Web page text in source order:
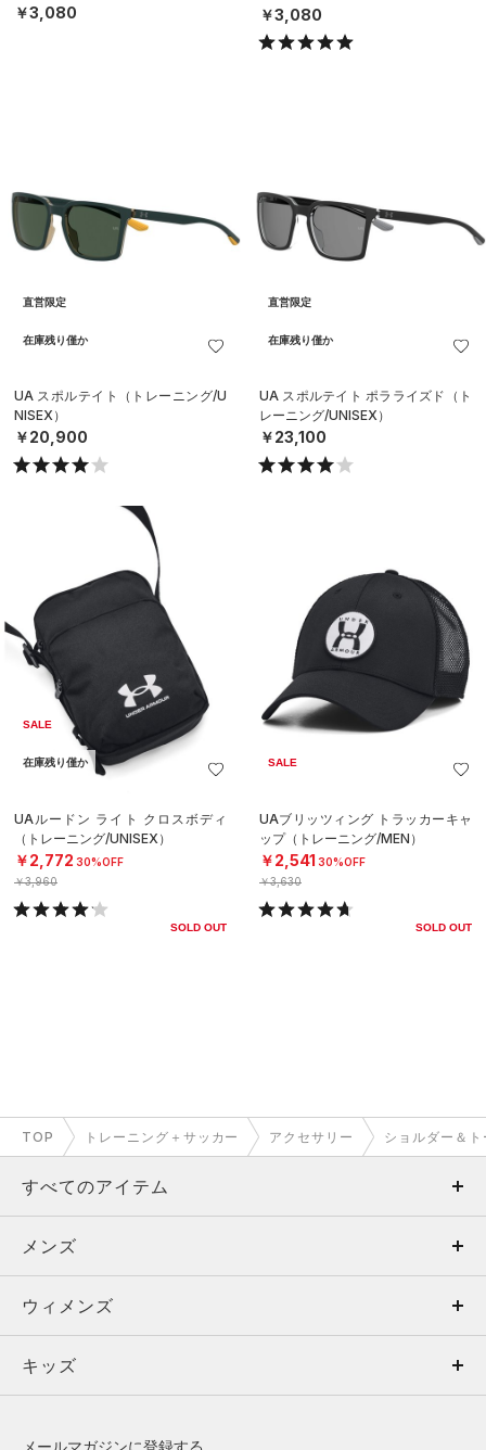
￥3,080
S）
￥3,080
直営限定
在庫残り僅か
UA スポルテイト（トレーニング/U
NISEX）
￥20,900
直営限定
在庫残り僅か
UA スポルテイト ポラライズド（ト
レーニング/UNISEX）
￥23,100
SALE
在庫残り僅か
UAルードン ライト クロスボディ
（トレーニング/UNISEX）
￥2,772 30%OFF
￥3,960
SOLD OUT
SALE
UAブリッツィング トラッカーキャ
ップ（トレーニング/MEN）
￥2,541 30%OFF
￥3,630
SOLD OUT
TOP トレーニング＋サッカー アクセサリー ショルダー＆
すべてのアイテム
メンズ
ウィメンズ
キッズ
メンズ
トップス
ボトムス
ウィメンズ
トップス
キッズ
メールマガジンに登録する